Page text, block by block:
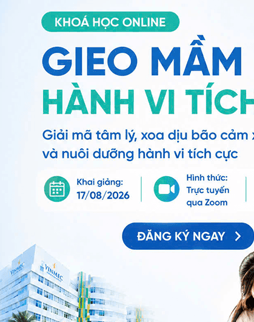
thuốc gì?
đáng lo?
trẻ em và hướng xử lý
trẻ sơ sinh?
vui lòng bấm số HOTLINE , đặt muaGÓI DỊCH VỤ
lịch khám tự động trên ứng dụng My Vinmec để quản
trên ứng dụng.
Chia sẻ
Tinh hoàn lò xo